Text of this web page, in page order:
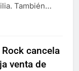
También…
cancela
venta de